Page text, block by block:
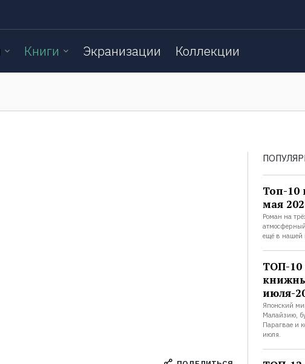
Книги Экранизации Коллекции
Топ-10
мая
Роман на
атмосферный
ещё в нашей
ТОП-
июля-
Японский
Малайзию,
Парагвае и
июля.